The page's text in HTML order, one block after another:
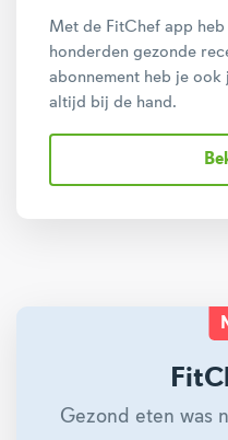
Gezond eten was
Met de FitChef app
honderden gezonde
abonnement heb je ook
altijd bij de hand.